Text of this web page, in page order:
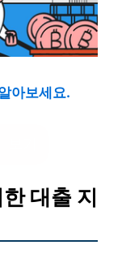
아보세요.
대출 지